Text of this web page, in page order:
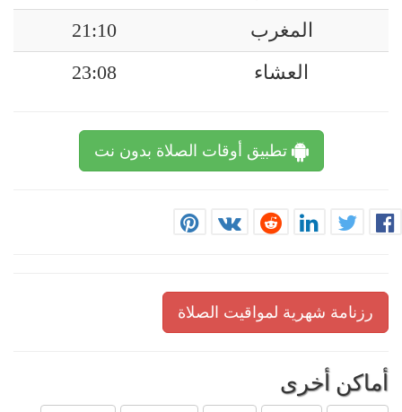
المغرب
21:10
العشاء
23:08
تطبيق أوقات الصلاة بدون نت
رزنامة شهرية لمواقيت الصلاة
أماكن أخرى